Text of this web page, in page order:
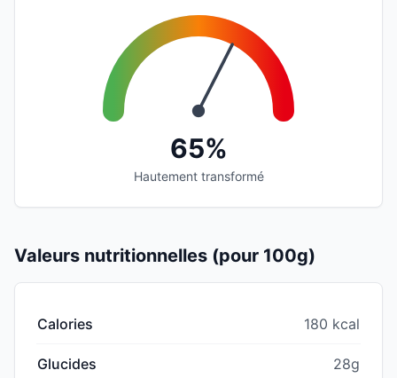
65%
Hautement transformé
Valeurs nutritionnelles (pour 100g)
Calories 180 kcal
Glucides 28g